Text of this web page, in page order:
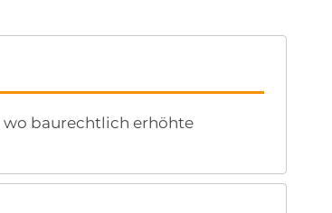
baurechtlich erhöhte